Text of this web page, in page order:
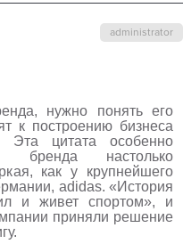
ЕГО
administrator
нужно понять его
к построению бизнеса
Эта цитата особенно
бренда настолько
как у крупнейшего
adidas. «История
и живет спортом», и
приняли решение